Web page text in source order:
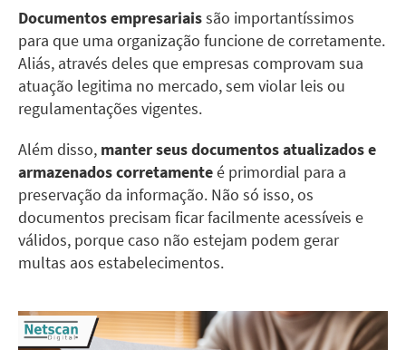
Documentos empresariaissão importantíssimos
para que uma organização funcione de corretamente.
Aliás, através deles que empresas comprovam sua
atuação legitima no mercado, sem violar leis ou
regulamentações vigentes.
Além disso, manter seus documentos atualizados e
armazenados corretamenteé primordial para a
preservação da informação. Não só isso, os
documentos precisam ficar facilmente acessíveis e
válidos, porque caso não estejam podem gerar
multas aos estabelecimentos.